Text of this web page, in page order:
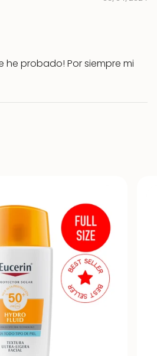
he probado! Por siempre mi